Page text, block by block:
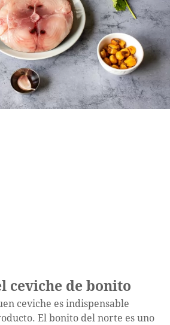
ceviche de bonito
ceviche es indispensable
El bonito del norte es uno